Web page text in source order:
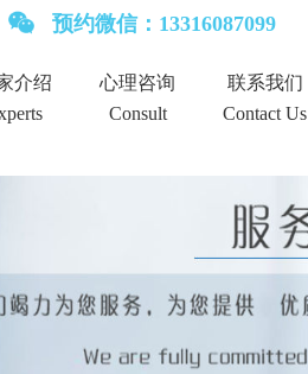
预约微信：13316087099
介绍
心理咨询
Consult
联系我们
Contact Us